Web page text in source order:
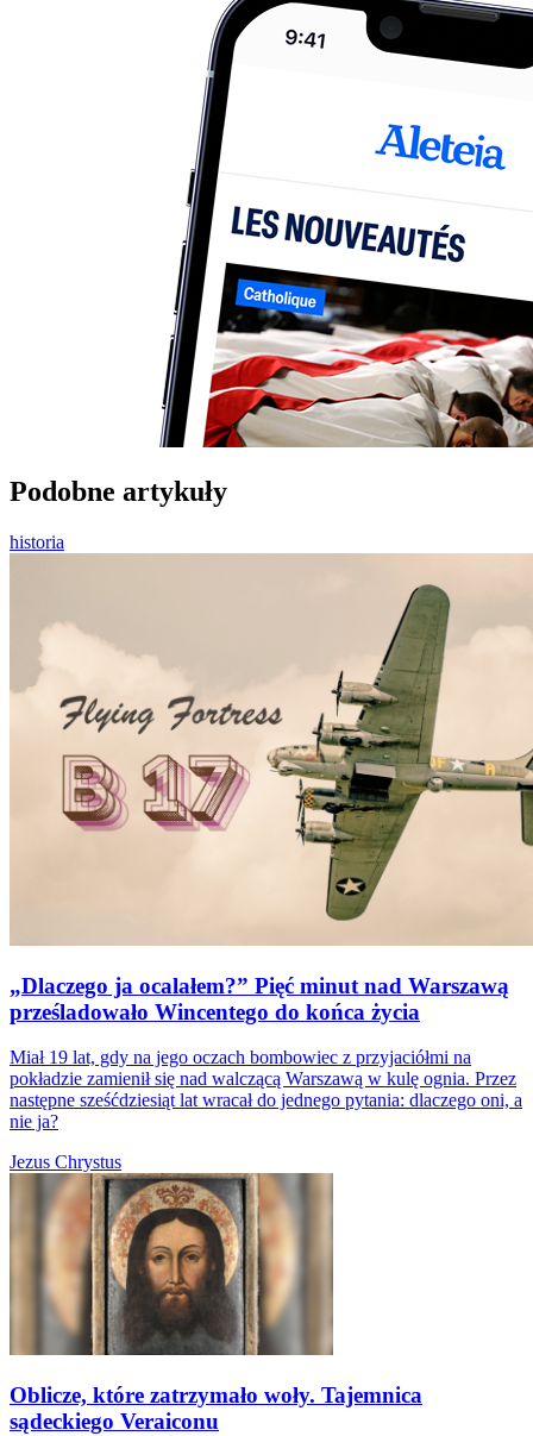
Podobne artykuły
historia
„Dlaczego ja ocalałem?” Pięć minut nad Warszawą
prześladowało Wincentego do końca życia
Miał 19 lat, gdy na jego oczach bombowiec z przyjaciółmi na
pokładzie zamienił się nad walczącą Warszawą w kulę ognia. Przez
następne sześćdziesiąt lat wracał do jednego pytania: dlaczego oni, a
nie ja?
Jezus Chrystus
Oblicze, które zatrzymało woły. Tajemnica
sądeckiego Veraiconu